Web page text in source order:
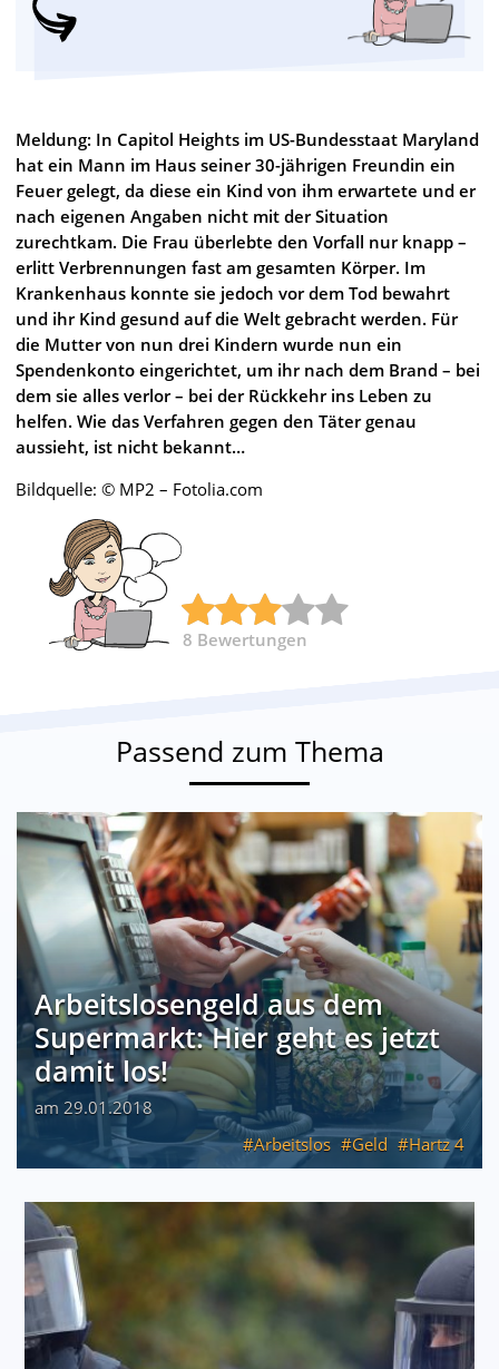
Meldung: In Capitol Heights im US-Bundesstaat Maryland
hat ein Mann im Haus seiner 30-jährigen Freundin ein
Feuer gelegt, da diese ein Kind von ihm erwartete und er
nach eigenen Angaben nicht mit der Situation
zurechtkam. Die Frau überlebte den Vorfall nur knapp –
erlitt Verbrennungen fast am gesamten Körper. Im
Krankenhaus konnte sie jedoch vor dem Tod bewahrt
und ihr Kind gesund auf die Welt gebracht werden. Für
die Mutter von nun drei Kindern wurde nun ein
Spendenkonto eingerichtet, um ihr nach dem Brand – bei
dem sie alles verlor – bei der Rückkehr ins Leben zu
helfen. Wie das Verfahren gegen den Täter genau
aussieht, ist nicht bekannt…
Bildquelle: © MP2 – Fotolia.com
8 Bewertungen
Passend zum Thema
Arbeitslosengeld aus dem
Supermarkt: Hier geht es jetzt
damit los!
am 29.01.2018
Arbeitslos
Geld Hartz 4